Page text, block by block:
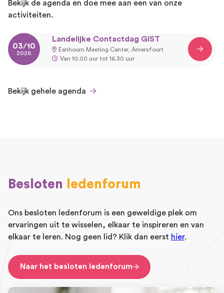
Bekijk de agenda en doe mee aan een van onze
activiteiten.
03/10
2026
Landelijke Contactdag GIST
Eenhoorn Meeting Center, Amersfoort
Van 10.00 uur tot 16.30 uur
Bekijk gehele agenda
Besloten ledenforum
Ons besloten ledenforum is een geweldige plek om
ervaringen uit te wisselen, elkaar te inspireren en van
elkaar te leren. Nog geen lid? Klik dan eerst hier.
Naar het besloten ledenforum